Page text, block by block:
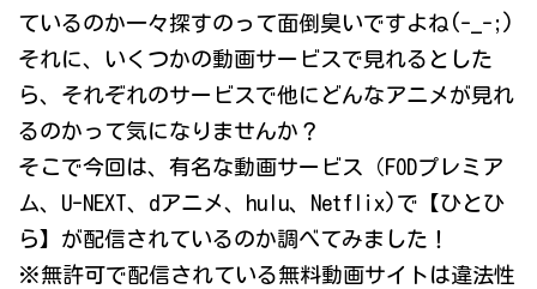
ているのか一々探すのって面倒臭いですよね(-_-;)
それに、いくつかの動画サービスで見れるとした
ら、それぞれのサービスで他にどんなアニメが見れ
るのかって気になりませんか？
そこで今回は、有名な動画サービス（FODプレミア
ム、U-NEXT、dアニメ、hulu、Netflix)で【ひとひ
ら】が配信されているのか調べてみました！
※無許可で配信されている無料動画サイトは違法性